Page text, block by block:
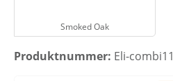
Smoked Oak
Produktnummer: Eli-combi11